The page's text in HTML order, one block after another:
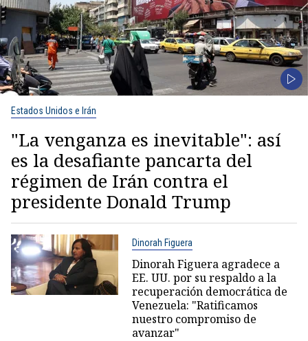
Estados Unidos e Irán
"La venganza es inevitable": así
es la desafiante pancarta del
régimen de Irán contra el
presidente Donald Trump
Dinorah Figuera
Dinorah Figuera agradece a
EE. UU. por su respaldo a la
recuperación democrática de
Venezuela: "Ratificamos
nuestro compromiso de
avanzar"